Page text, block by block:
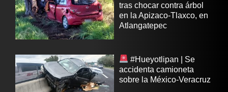
tras chocar contra árbol
en la Apizaco-Tlaxco, en
Atlangatepec
#Hueyotlipan | Se
accidenta camioneta
sobre la México-Veracruz